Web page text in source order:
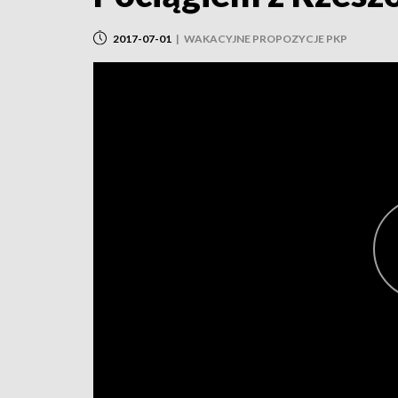
2017-07-01 | WAKACYJNE PROPOZYCJE PKP